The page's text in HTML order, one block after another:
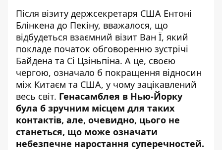
Після візиту держсекретаря США Ентоні
Блінкена до Пекіну, вважалося, що
відбудеться взаємний візит Ван Ї, який
покладе початок обговоренню зустрічі
Байдена та Сі Цзіньпіна. А це, своєю
чергою, означало б покращення відносин
між Китаєм та США, у чому зацікавлений
весь світ. Генасамблея в Нью-Йорку
була б зручним місцем для таких
контактів, але, очевидно, цього не
станеться, що може означати
небезпечне наростання суперечностей.